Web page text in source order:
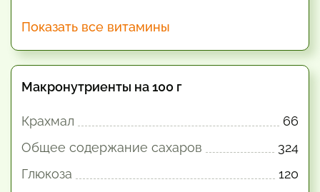
Показать все витамины
Макронутриенты на 100 г
Крахмал
66
Общее содержание сахаров
324
Глюкоза
120